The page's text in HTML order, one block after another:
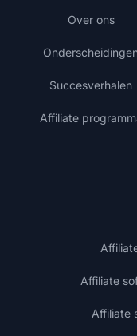
Over ons
Succesverhalen
Affiliate
Affiliate
Affiliate